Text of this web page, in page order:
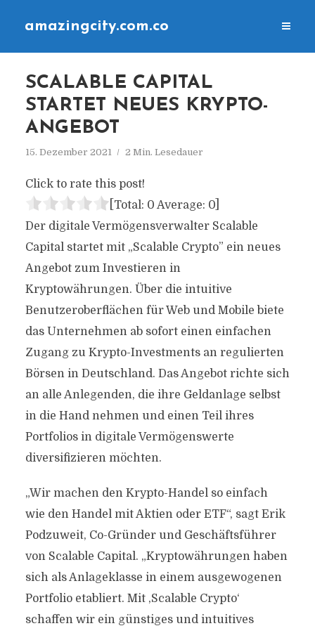
amazingcity.com.co
SCALABLE CAPITAL
STARTET NEUES KRYPTO-
ANGEBOT
15. Dezember 2021 2 Min. Lesedauer
Click to rate this post!
[Total: 0 Average: 0]
Der digitale Vermögensverwalter Scalable
Capital startet mit „Scalable Crypto” ein neues
Angebot zum Investieren in
Kryptowährungen. Über die intuitive
Benutzeroberflächen für Web und Mobile biete
das Unternehmen ab sofort einen einfachen
Zugang zu Krypto-Investments an regulierten
Börsen in Deutschland. Das Angebot richte sich
an alle Anlegenden, die ihre Geldanlage selbst
in die Hand nehmen und einen Teil ihres
Portfolios in digitale Vermögenswerte
diversifizieren möchten.
„Wir machen den Krypto-Handel so einfach
wie den Handel mit Aktien oder ETF“, sagt Erik
Podzuweit, Co-Gründer und Geschäftsführer
von Scalable Capital. „Kryptowährungen haben
sich als Anlageklasse in einem ausgewogenen
Portfolio etabliert. Mit ‚Scalable Crypto‘
schaffen wir ein günstiges und intuitives